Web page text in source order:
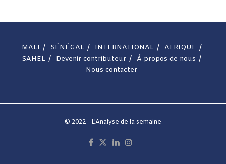
MALI SÉNÉGAL INTERNATIONAL
AFRIQUE
SAHEL
Devenir contributeur
Á propos de nous
Nous contacter
© 2022 - L'Analyse de la semaine